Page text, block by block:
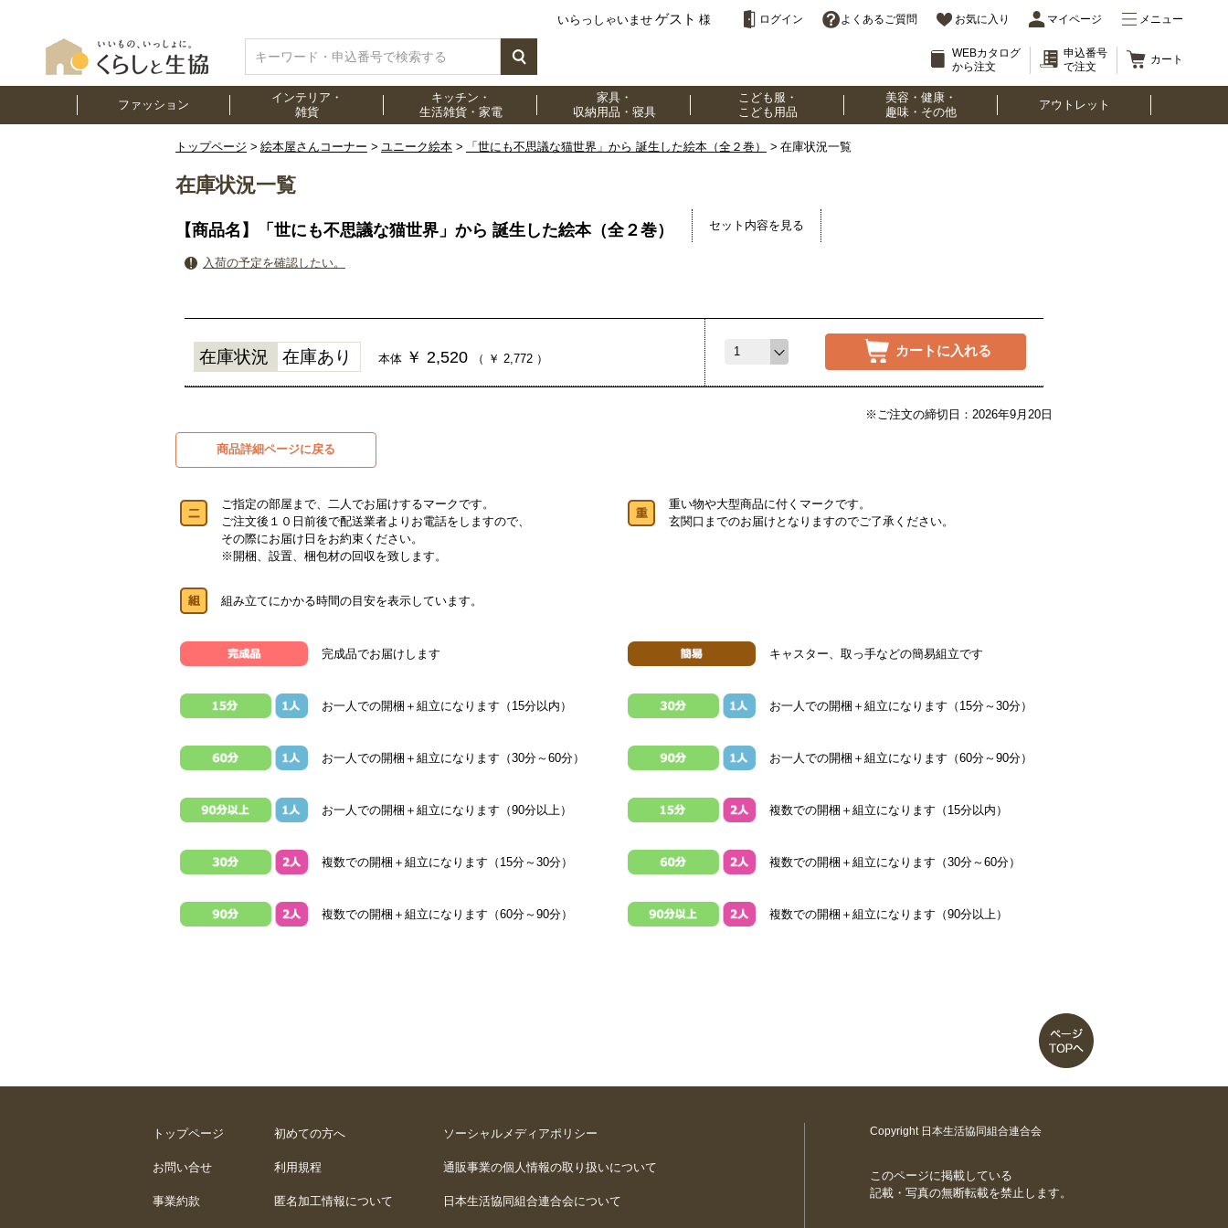
いらっしゃいませ ゲスト 様 ログイン よくあるご質問 お気に入り マイページ メニュー
WEBカタログ
から注文
申込番号
で注文
カート
ファッション
インテリア・
雑貨
キッチン・
生活雑貨・家電
家具・
収納用品・寝具
こども服・
こども用品
美容・健康・
趣味・その他
アウトレット
トップページ 絵本屋さんコーナー ユニーク絵本 「世にも不思議な猫世界」から 誕生した絵本（全２巻） 在庫状況一覧
在庫状況一覧
【商品名】「世にも不思議な猫世界」から 誕生した絵本（全２巻） セット内容を見る
入荷の予定を確認したい。
在庫状況 在庫あり 本体 ￥ 2,520 （ ￥ 2,772 ）
カートに入れる
※ご注文の締切日：2026年9月20日
商品詳細ページに戻る
ご指定の部屋まで、二人でお届けするマークです。
ご注文後１０日前後で配送業者よりお電話をしますので、
その際にお届け日をお約束ください。
※開梱、設置、梱包材の回収を致します。
重い物や大型商品に付くマークです。
玄関口までのお届けとなりますのでご了承ください。
組み立てにかかる時間の目安を表示しています。
完成品でお届けします キャスター、取っ手などの簡易組立です
お一人での開梱＋組立になります（15分以内） お一人での開梱＋組立になります（15分～30分）
お一人での開梱＋組立になります（30分～60分） お一人での開梱＋組立になります（60分～90分）
お一人での開梱＋組立になります（90分以上） 複数での開梱＋組立になります（15分以内）
複数での開梱＋組立になります（15分～30分） 複数での開梱＋組立になります（30分～60分）
複数での開梱＋組立になります（60分～90分） 複数での開梱＋組立になります（90分以上）
トップページ
お問い合せ
事業約款
初めての方へ
利用規程
匿名加工情報について
ソーシャルメディアポリシー
通販事業の個人情報の取り扱いについて
日本生活協同組合連合会について
Copyright 日本生活協同組合連合会
このページに掲載している
記載・写真の無断転載を禁止します。